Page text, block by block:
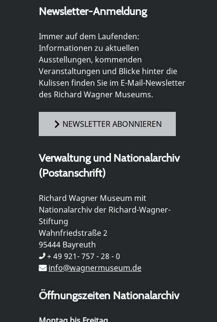
Newsletter-Anmeldung
Immer auf dem Laufenden:
Informationen zu aktuellen
Ausstellungen, kommenden
Veranstaltungen und Blicke hinter die
Kulissen finden Sie im E-Mail-Newsletter
des Richard Wagner Museums.
NEWSLETTER ABONNIEREN
Verwaltung und Nationalarchiv
(Postanschrift)
Richard Wagner Museum mit
Nationalarchiv der Richard-Wagner-
Stiftung
Wahnfriedstraße 2
95444 Bayreuth
+ 49 921- 757 - 28 - 0
info@wagnermuseum.de
Öffnungszeiten Nationalarchiv